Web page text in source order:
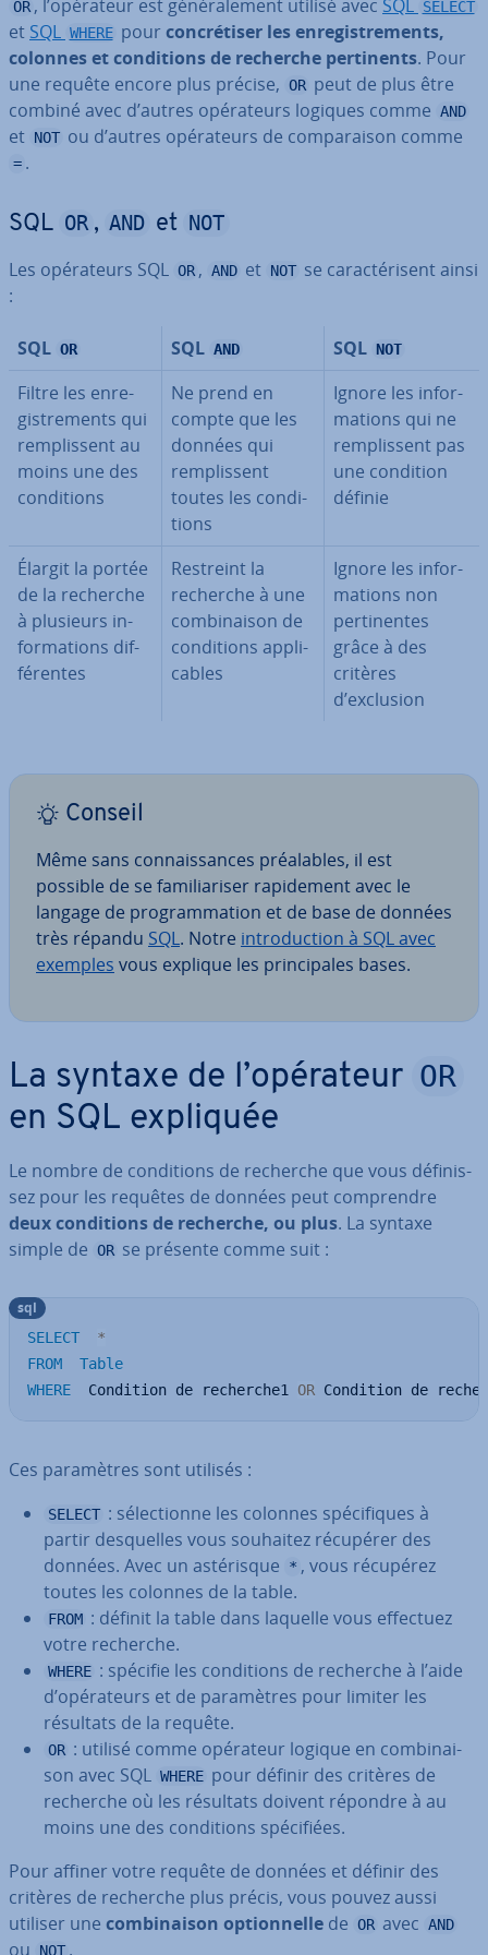
OR , l’opérateur est gé­né­ra­le­ment utilisé avec SQL SELECT
et SQL WHERE pour con­cré­ti­ser les en­re­gis­tre­ments,
colonnes et con­di­tions de recherche per­ti­nents. Pour
une requête encore plus précise, OR peut de plus être
combiné avec d’autres opé­ra­teurs logiques comme AND
et NOT ou d’autres opé­ra­teurs de com­pa­rai­son comme
= .
SQL OR , AND et NOT
Les opé­ra­teurs SQL OR , AND et NOT se ca­rac­té­ri­sent ainsi
:
SQL OR SQL AND SQL NOT
Filtre les en­re­
gis­tre­ments qui
rem­plis­sent au
moins une des
con­di­tions
Ne prend en
compte que les
données qui
rem­plis­sent
toutes les con­di­
tions
Ignore les in­for­
ma­tions qui ne
rem­plis­sent pas
une condition
définie
Élargit la portée
de la recherche
à plusieurs in­
for­ma­tions dif­
fé­rentes
Restreint la
recherche à une
com­bi­nai­son de
con­di­tions ap­pli­
cables
Ignore les in­for­
ma­tions non
per­ti­nentes
grâce à des
critères
d’exclusion
Conseil
Même sans con­nais­sances préa­lables, il est
possible de se fa­mi­lia­ri­ser ra­pi­de­ment avec le
langage de pro­gram­ma­tion et de base de données
très répandu SQL. Notre in­tro­duc­tion à SQL avec
exemples vous explique les prin­ci­pales bases.
La syntaxe de l’opérateur OR
en SQL expliquée
Le nombre de con­di­tions de recherche que vous dé­fi­nis­
sez pour les requêtes de données peut com­prendre
deux con­di­tions de recherche, ou plus. La syntaxe
simple de OR se présente comme suit :
SELECT
*
FROM
Table
WHERE
  Condition de recherche1
OR Condition de
sql
Ces pa­ra­mètres sont utilisés :
SELECT : sé­lec­tionne les colonnes spé­ci­fiques à
partir des­quelles vous souhaitez récupérer des
données. Avec un as­té­risque
* , vous récupérez
toutes les colonnes de la table.
FROM : définit la table dans laquelle vous effectuez
votre recherche.
WHERE : spécifie les con­di­tions de recherche à l’aide
d’opé­ra­teurs et de pa­ra­mètres pour limiter les
résultats de la requête.
OR : utilisé comme opérateur logique en com­bi­nai­
son avec SQL WHERE pour définir des critères de
recherche où les résultats doivent répondre à au
moins une des con­di­tions spé­ci­fiées.
Pour affiner votre requête de données et définir des
critères de recherche plus précis, vous pouvez aussi
utiliser une com­bi­nai­son op­tion­nelle de OR avec AND
ou NOT .